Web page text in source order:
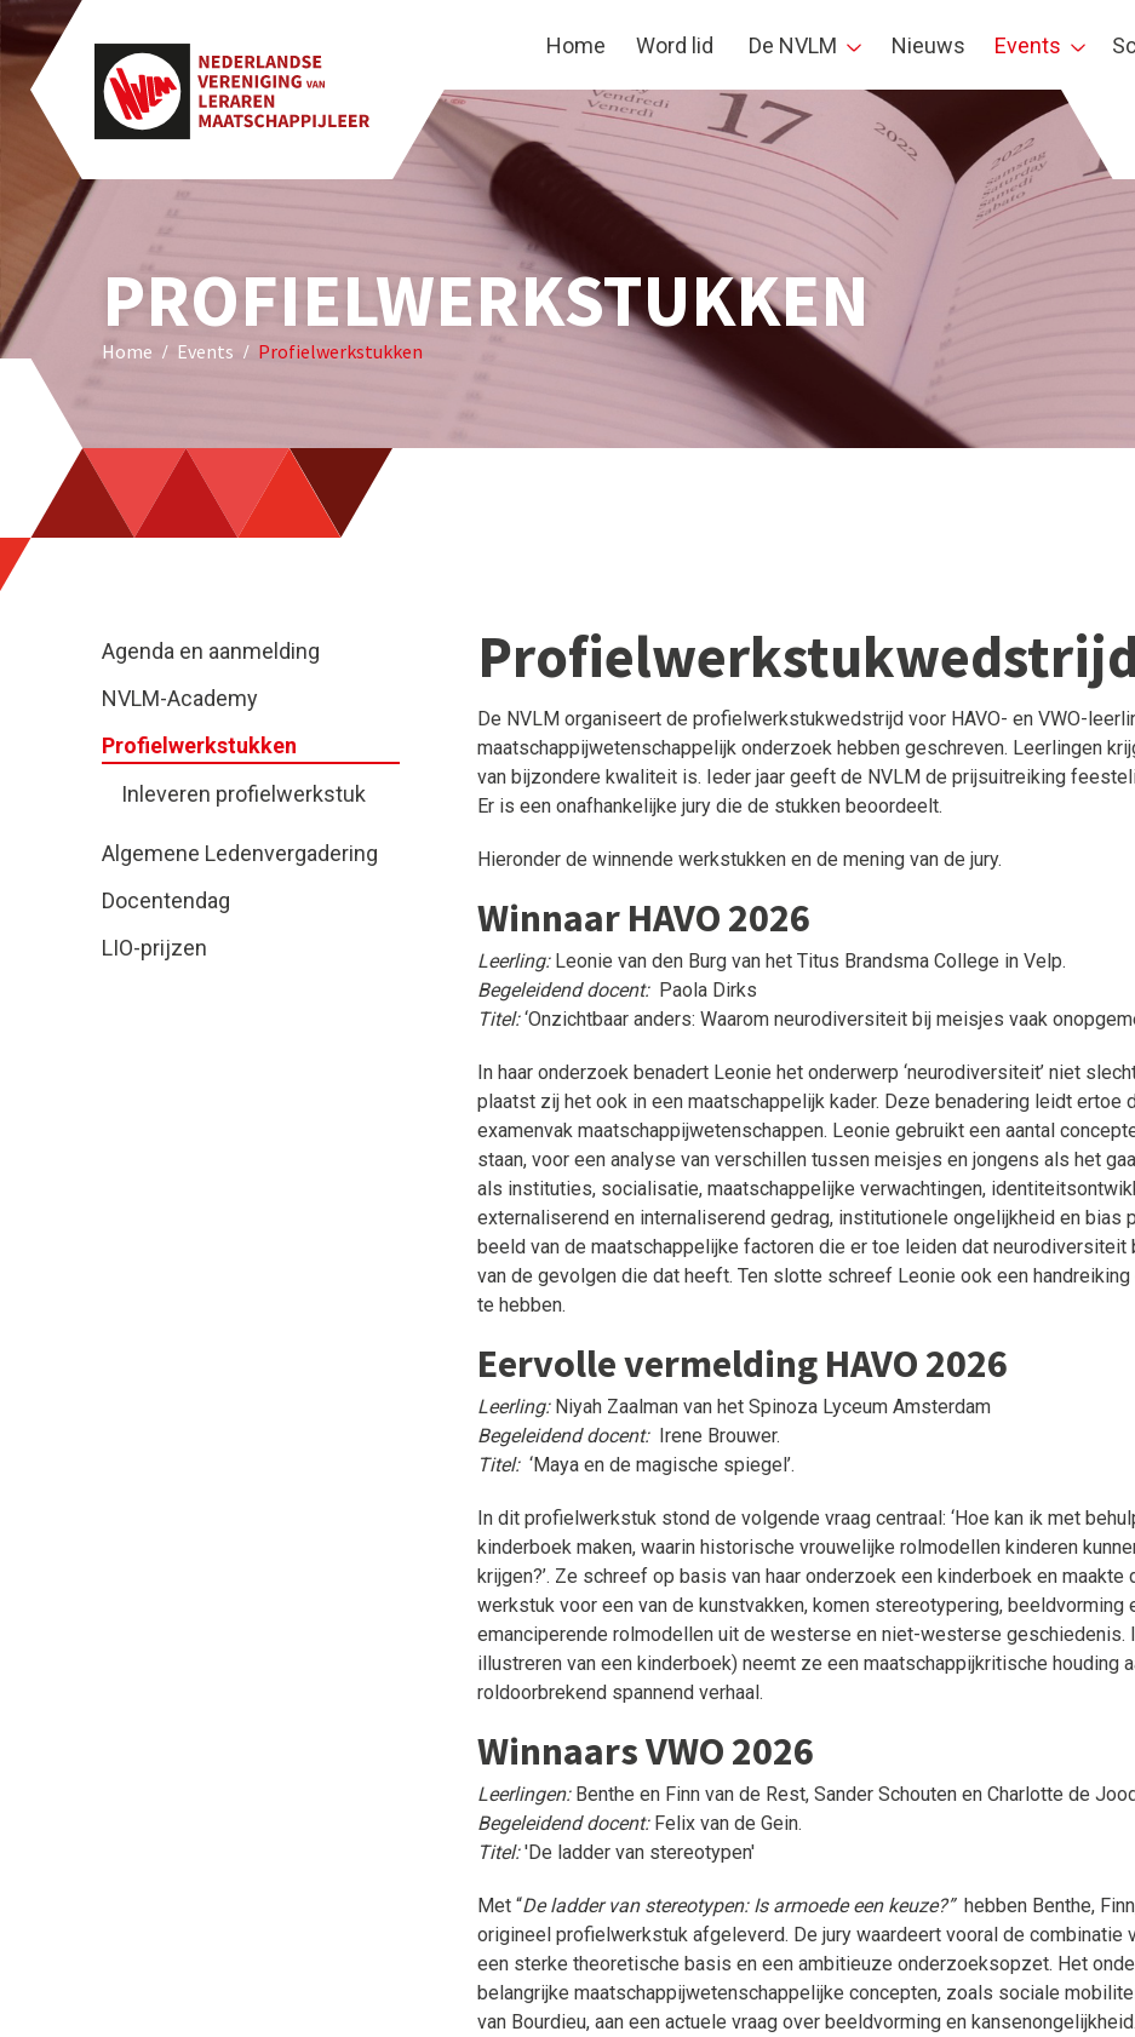
Home Word lid De NVLM Nieuws Events
PROFIELWERKSTUKKEN
Home Events Profielwerkstukken
Agenda en aanmelding
NVLM-Academy
Profielwerkstukken
Inleveren profielwerkstuk
Algemene Ledenvergadering
Docentendag
LIO-prijzen
De NVLM organiseert de profielwerkstukwedstrijd voor HAVO- en VWO-
maatschappijwetenschappelijk onderzoek hebben geschreven. Leerlingen
van bijzondere kwaliteit is. Ieder jaar geeft de NVLM de prijsuitreiking
Er is een onafhankelijke jury die de stukken beoordeelt.
Hieronder de winnende werkstukken en de mening van de jury.
Winnaar HAVO 2026
Leerling:Leonie van den Burg van het Titus Brandsma College in Velp.
Begeleidend docent: Paola Dirks
Titel:‘Onzichtbaar anders: Waarom neurodiversiteit bij meisjes vaak
In haar onderzoek benadert Leonie het onderwerp ‘neurodiversiteit’ niet
plaatst zij het ook in een maatschappelijk kader. Deze benadering leidt ertoe
examenvak maatschappijwetenschappen. Leonie gebruikt een aantal
staan, voor een analyse van verschillen tussen meisjes en jongens als het
als instituties, socialisatie, maatschappelijke verwachtingen,
externaliserend en internaliserend gedrag, institutionele ongelijkheid en bias
beeld van de maatschappelijke factoren die er toe leiden dat
van de gevolgen die dat heeft. Ten slotte schreef Leonie ook een
te hebben.
Eervolle vermelding HAVO 2026
Leerling:Niyah Zaalman van het Spinoza Lyceum Amsterdam
Begeleidend docent: Irene Brouwer.
Titel: ‘Maya en de magische spiegel’.
In dit profielwerkstuk stond de volgende vraag centraal: ‘Hoe kan ik met
kinderboek maken, waarin historische vrouwelijke rolmodellen kinderen
krijgen?’. Ze schreef op basis van haar onderzoek een kinderboek en
werkstuk voor een van de kunstvakken, komen stereotypering,
emanciperende rolmodellen uit de westerse en niet-westerse geschiedenis.
illustreren van een kinderboek) neemt ze een maatschappijkritische houding
roldoorbrekend spannend verhaal.
Winnaars VWO 2026
Leerlingen:Benthe en Finn van de Rest, Sander Schouten en Charlotte de
Begeleidend docent: Felix van de Gein.
Titel:'De ladder van stereotypen'
Met “De ladder van stereotypen: Is armoede een keuze?” hebben Benthe,
origineel profielwerkstuk afgeleverd. De jury waardeert vooral de combinatie
een sterke theoretische basis en een ambitieuze onderzoeksopzet. Het
belangrijke maatschappijwetenschappelijke concepten, zoals sociale
van Bourdieu, aan een actuele vraag over beeldvorming en